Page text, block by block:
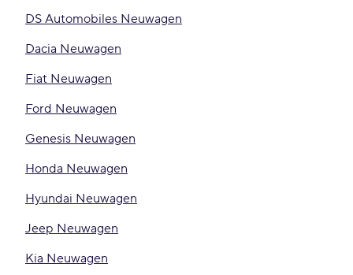
DS Automobiles Neuwagen
Dacia Neuwagen
Fiat Neuwagen
Ford Neuwagen
Genesis Neuwagen
Honda Neuwagen
Hyundai Neuwagen
Jeep Neuwagen
Kia Neuwagen